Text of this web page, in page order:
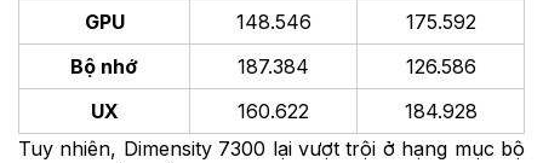
GPU
148.546
175.592
Bộ nhớ
187.384
126.586
UX
160.622
184.928
Tuy nhiên, Dimensity 7300 lại vượt trội ở hạng mục bộ